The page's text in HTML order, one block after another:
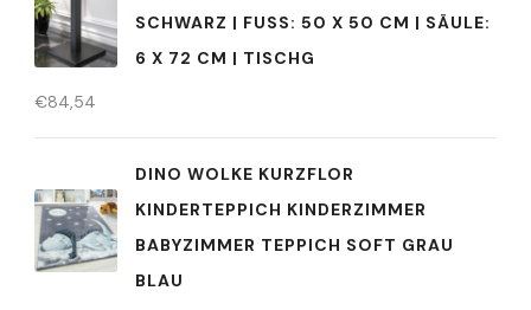
SCHWARZ | FUSS: 50 X 50 CM | SÄULE: 6
X 72 CM | TISCHG
€84,54
DINO WOLKE KURZFLOR
KINDERTEPPICH KINDERZIMMER
BABYZIMMER TEPPICH SOFT GRAU
BLAU